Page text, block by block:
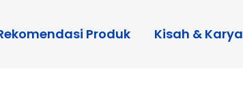
Produk Kisah & Karya